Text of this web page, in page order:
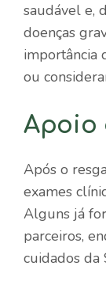
saudável e,
doenças
importância
ou
Apoio
Após o
exames
Alguns já
parceiros,
cuidados da